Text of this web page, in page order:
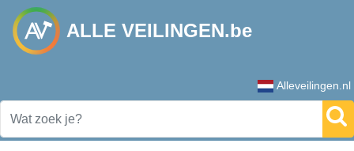
ALLE VEILINGEN.be
Alleveilingen.nl